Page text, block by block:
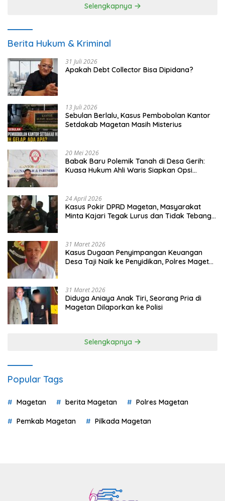
Selengkapnya
Berita Hukum & Kriminal
31 Juli 2026
Apakah Debt Collector Bisa Dipidana?
13 Juli 2026
Sebulan Berlalu, Kasus Pembobolan Kantor
Setdakab Magetan Masih Misterius
20 Mei 2026
Babak Baru Polemik Tanah di Desa Gerih:
Kuasa Hukum Ahli Waris Siapkan Opsi
24 April 2026
Kasus Pokir DPRD Magetan, Masyarakat
Minta Kajari Tegak Lurus dan Tidak Tebang
31 Maret 2026
Kasus Dugaan Penyimpangan Keuangan
Desa Taji Naik ke Penyidikan, Polres Magetan
31 Maret 2026
Diduga Aniaya Anak Tiri, Seorang Pria di
Magetan Dilaporkan ke Polisi
Selengkapnya
Popular Tags
Magetan berita Magetan Polres Magetan
Pemkab Magetan Pilkada Magetan